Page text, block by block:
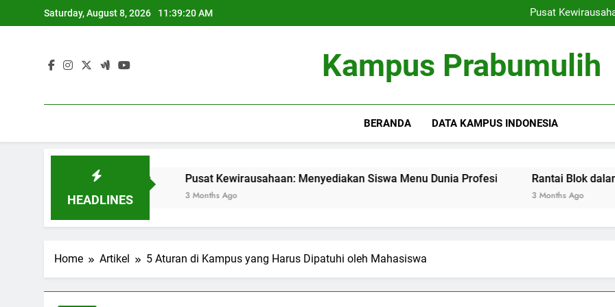
to
Saturday, August 8, 2026 11:39:21 AM
Pusat
Rantai Blok dalam
Pusat
Rantai Blok dalam
Kampus Prabumulih
BERANDA DATA KAMPUS INDONESIA
HEADLINES
Pusat Kewirausahaan: Menyediakan Siswa Menu Dunia Profesi
3 Months Ago
Rantai Blok dalam
Home Artikel 5 Aturan di Kampus yang Harus Dipatuhi oleh Mahasiswa